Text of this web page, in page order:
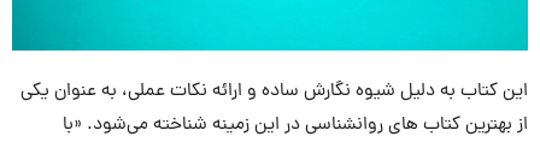
این کتاب به دلیل شیوه نگارش ساده و ارائه نکات عملی، به عنوان یکی
از بهترین کتاب های روانشناسی در این زمینه شناخته می‌شود. «با